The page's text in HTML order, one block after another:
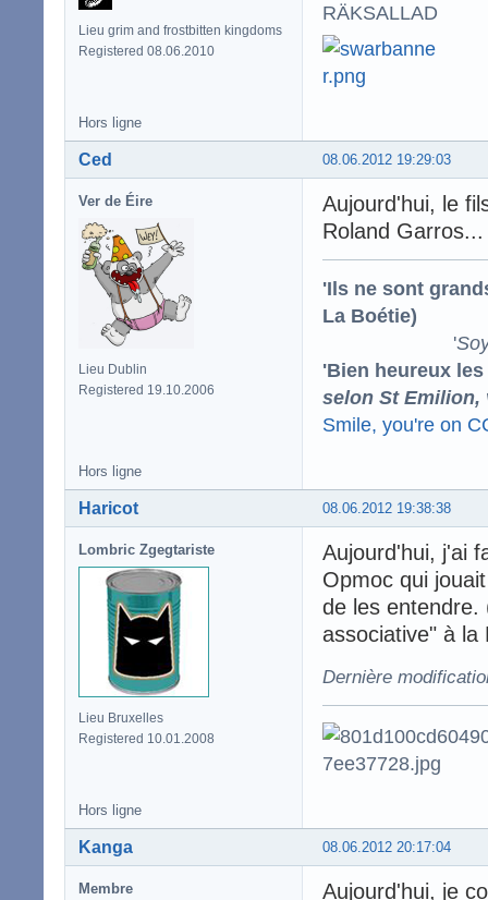
Lieu grim and frostbitten kingdoms
Registered 08.06.2010
RÄKSALLAD
Hors ligne
08.06.2012 19:29:03
Ced
Ver de Éire
Lieu Dublin
Registered 19.10.2006
Aujourd'hui, le
Roland
'Ils ne sont
La Boétie)
'
'Bien heureux
selon St Emilion,
Smile, you're on
Hors ligne
08.06.2012 19:38:38
Haricot
Lombric Zgegtariste
Lieu Bruxelles
Registered 10.01.2008
Aujourd'hui, j'ai
Opmoc qui
de les entendre.
associative" à la
Dernière
Hors ligne
08.06.2012 20:17:04
Kanga
Membre Aujourd'hui, je